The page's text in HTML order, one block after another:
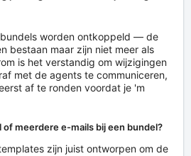
worden ontkoppeld — de
bestaan maar zijn niet meer als
is het verstandig om wijzigingen
met de agents te communiceren,
af te ronden voordat je 'm
of meerdere e-mails bij een bundel?
zijn juist ontworpen om de